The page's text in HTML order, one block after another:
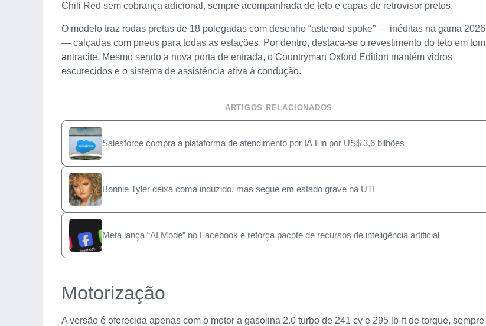
Chili Red sem cobrança adicional, sempre acompanhada de teto e capas de retrovisor pretos.
O modelo traz rodas pretas de 18 polegadas com desenho “asteroid spoke” — inéditas na gama 2026
— calçadas com pneus para todas as estações. Por dentro, destaca-se o revestimento do teto em tom
antracite. Mesmo sendo a nova porta de entrada, o Countryman Oxford Edition mantém vidros
escurecidos e o sistema de assistência ativa à condução.
ARTIGOS RELACIONADOS
Salesforce compra a plataforma de atendimento por IA Fin por US$ 3,6 bilhões
Bonnie Tyler deixa coma induzido, mas segue em estado grave na UTI
Meta lança “AI Mode” no Facebook e reforça pacote de recursos de inteligência artificial
Motorização
A versão é oferecida apenas com o motor a gasolina 2.0 turbo de 241 cv e 295 lb-ft de torque, sempre